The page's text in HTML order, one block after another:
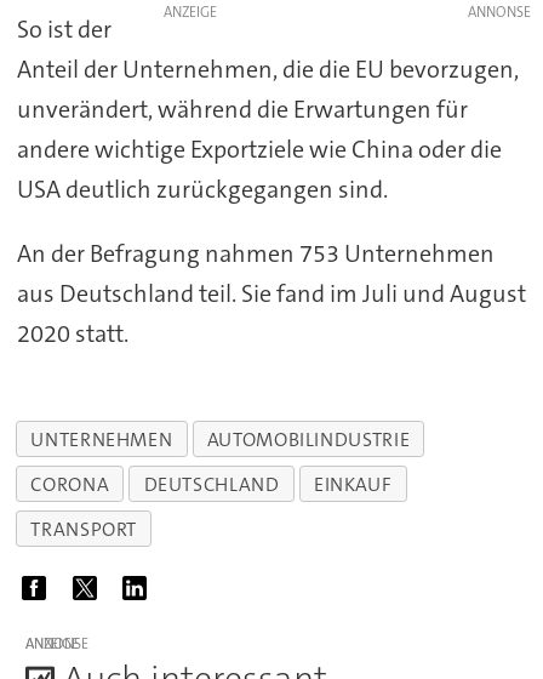
ANZEIGE
So ist der
Anteil der Unternehmen, die die EU bevorzugen,
unverändert, während die Erwartungen für
andere wichtige Exportziele wie China oder die
USA deutlich zurückgegangen sind.
An der Befragung nahmen 753 Unternehmen
aus Deutschland teil. Sie fand im Juli und August
2020 statt.
UNTERNEHMEN
AUTOMOBILINDUSTRIE
CORONA
DEUTSCHLAND
EINKAUF
TRANSPORT
ANZEIGE